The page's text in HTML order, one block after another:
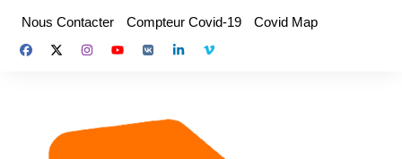
contenu
Nous Contacter Compteur Covid-19 Covid Map